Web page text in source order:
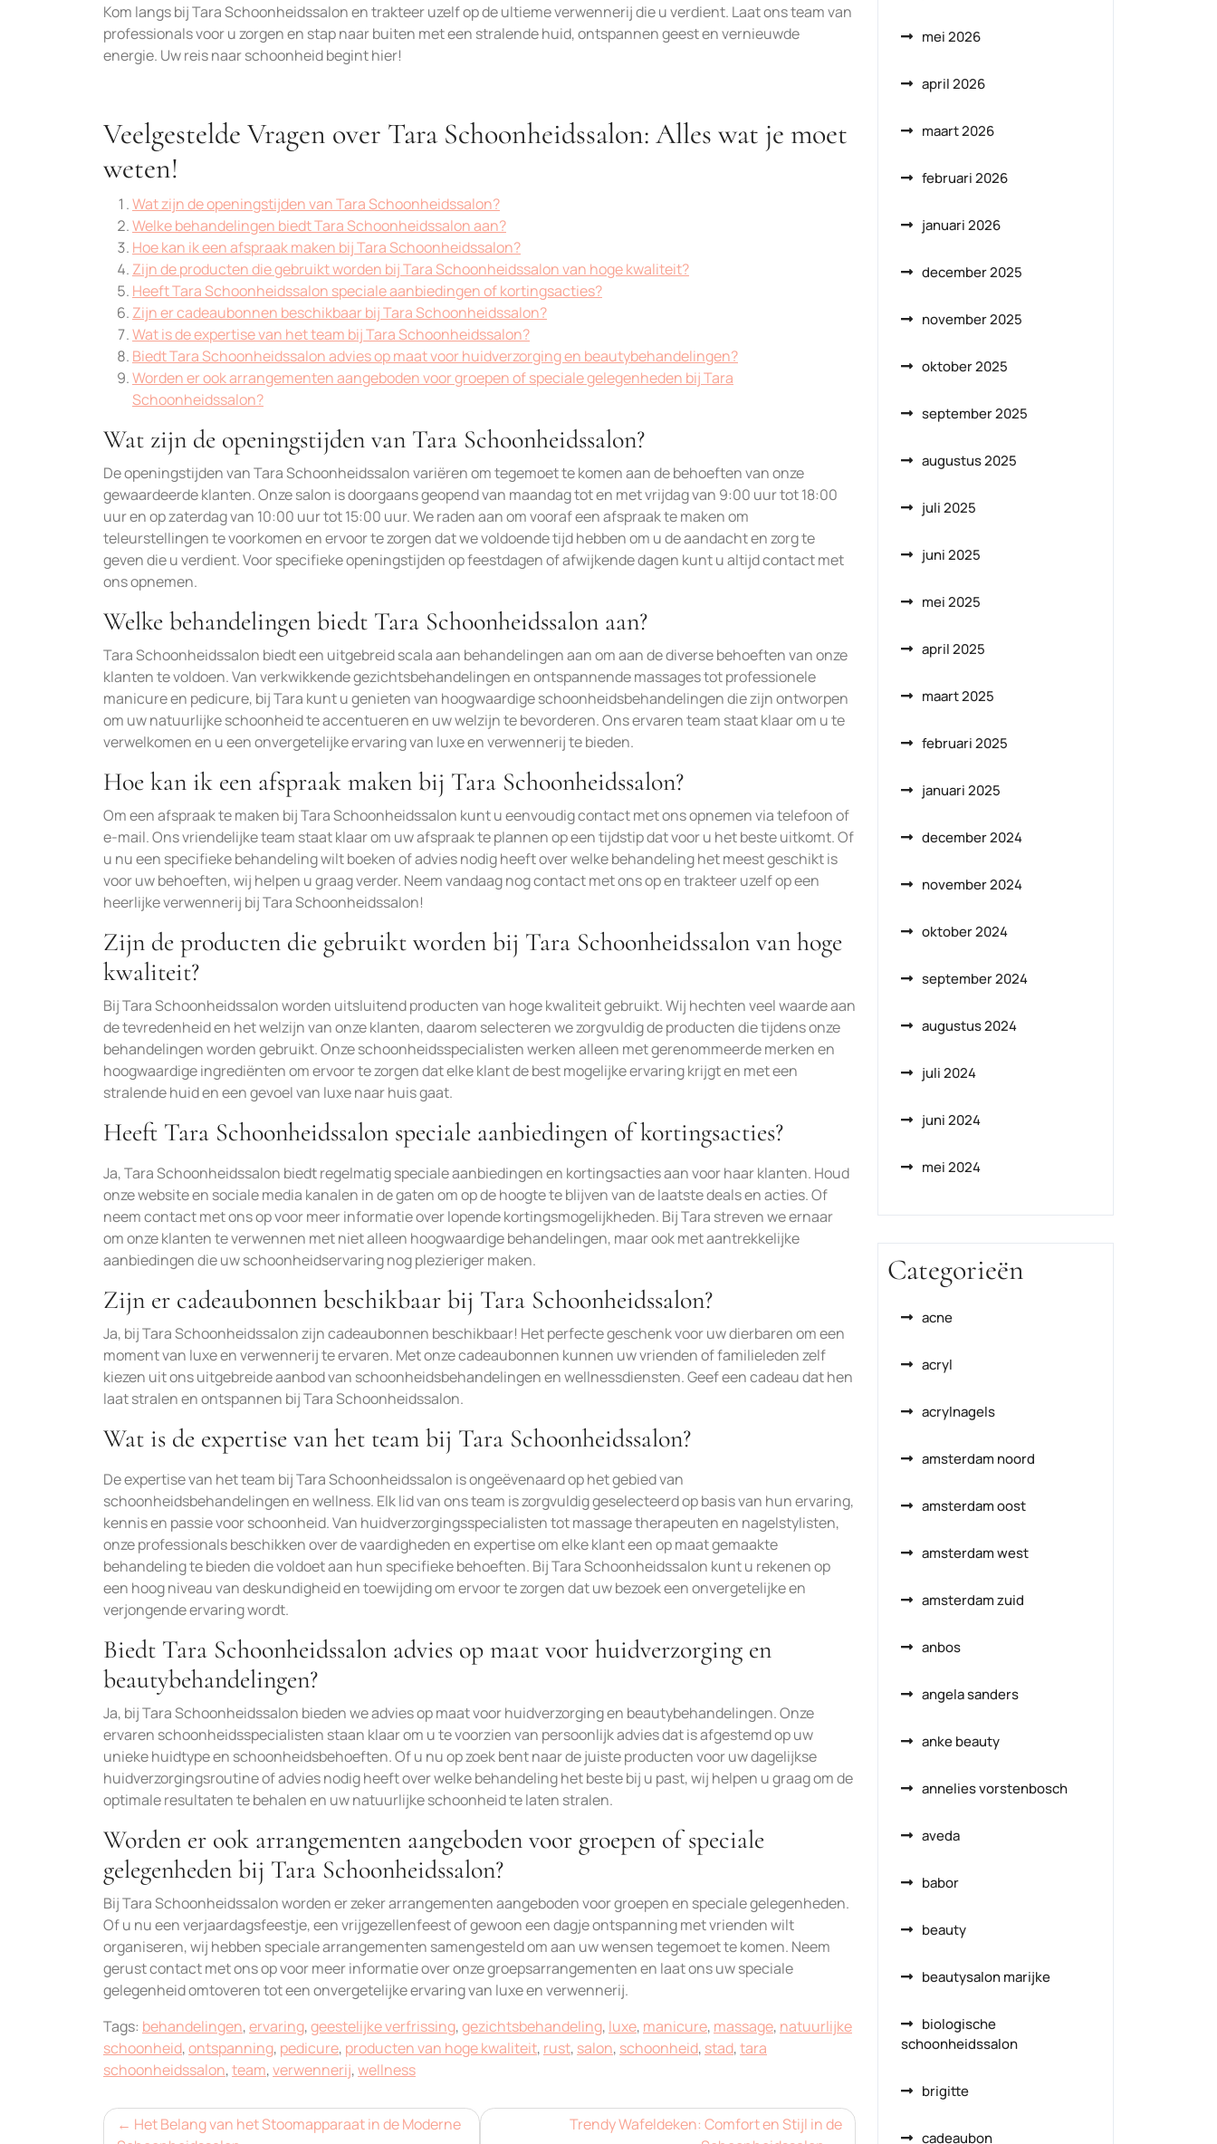
Kom langs bij Tara Schoonheidssalon en trakteer uzelf op de ultieme verwennerij die u verdient. Laat ons team van
professionals voor u zorgen en stap naar buiten met een stralende huid, ontspannen geest en vernieuwde
energie. Uw reis naar schoonheid begint hier!
Veelgestelde Vragen over Tara Schoonheidssalon: Alles wat je moet
weten!
Wat zijn de openingstijden van Tara Schoonheidssalon?
Welke behandelingen biedt Tara Schoonheidssalon aan?
Hoe kan ik een afspraak maken bij Tara Schoonheidssalon?
Zijn de producten die gebruikt worden bij Tara Schoonheidssalon van hoge kwaliteit?
Heeft Tara Schoonheidssalon speciale aanbiedingen of kortingsacties?
Zijn er cadeaubonnen beschikbaar bij Tara Schoonheidssalon?
Wat is de expertise van het team bij Tara Schoonheidssalon?
Biedt Tara Schoonheidssalon advies op maat voor huidverzorging en beautybehandelingen?
Worden er ook arrangementen aangeboden voor groepen of speciale gelegenheden bij Tara
Schoonheidssalon?
Wat zijn de openingstijden van Tara Schoonheidssalon?
De openingstijden van Tara Schoonheidssalon variëren om tegemoet te komen aan de behoeften van onze
gewaardeerde klanten. Onze salon is doorgaans geopend van maandag tot en met vrijdag van 9:00 uur tot 18:00
uur en op zaterdag van 10:00 uur tot 15:00 uur. We raden aan om vooraf een afspraak te maken om
teleurstellingen te voorkomen en ervoor te zorgen dat we voldoende tijd hebben om u de aandacht en zorg te
geven die u verdient. Voor specifieke openingstijden op feestdagen of afwijkende dagen kunt u altijd contact met
ons opnemen.
Welke behandelingen biedt Tara Schoonheidssalon aan?
Tara Schoonheidssalon biedt een uitgebreid scala aan behandelingen aan om aan de diverse behoeften van onze
klanten te voldoen. Van verkwikkende gezichtsbehandelingen en ontspannende massages tot professionele
manicure en pedicure, bij Tara kunt u genieten van hoogwaardige schoonheidsbehandelingen die zijn ontworpen
om uw natuurlijke schoonheid te accentueren en uw welzijn te bevorderen. Ons ervaren team staat klaar om u te
verwelkomen en u een onvergetelijke ervaring van luxe en verwennerij te bieden.
Hoe kan ik een afspraak maken bij Tara Schoonheidssalon?
Om een afspraak te maken bij Tara Schoonheidssalon kunt u eenvoudig contact met ons opnemen via telefoon of
e-mail. Ons vriendelijke team staat klaar om uw afspraak te plannen op een tijdstip dat voor u het beste uitkomt. Of
u nu een specifieke behandeling wilt boeken of advies nodig heeft over welke behandeling het meest geschikt is
voor uw behoeften, wij helpen u graag verder. Neem vandaag nog contact met ons op en trakteer uzelf op een
heerlijke verwennerij bij Tara Schoonheidssalon!
Zijn de producten die gebruikt worden bij Tara Schoonheidssalon van hoge
kwaliteit?
Bij Tara Schoonheidssalon worden uitsluitend producten van hoge kwaliteit gebruikt. Wij hechten veel waarde aan
de tevredenheid en het welzijn van onze klanten, daarom selecteren we zorgvuldig de producten die tijdens onze
behandelingen worden gebruikt. Onze schoonheidsspecialisten werken alleen met gerenommeerde merken en
hoogwaardige ingrediënten om ervoor te zorgen dat elke klant de best mogelijke ervaring krijgt en met een
stralende huid en een gevoel van luxe naar huis gaat.
Heeft Tara Schoonheidssalon speciale aanbiedingen of kortingsacties?
Ja, Tara Schoonheidssalon biedt regelmatig speciale aanbiedingen en kortingsacties aan voor haar klanten. Houd
onze website en sociale media kanalen in de gaten om op de hoogte te blijven van de laatste deals en acties. Of
neem contact met ons op voor meer informatie over lopende kortingsmogelijkheden. Bij Tara streven we ernaar
om onze klanten te verwennen met niet alleen hoogwaardige behandelingen, maar ook met aantrekkelijke
aanbiedingen die uw schoonheidservaring nog plezieriger maken.
Zijn er cadeaubonnen beschikbaar bij Tara Schoonheidssalon?
Ja, bij Tara Schoonheidssalon zijn cadeaubonnen beschikbaar! Het perfecte geschenk voor uw dierbaren om een
moment van luxe en verwennerij te ervaren. Met onze cadeaubonnen kunnen uw vrienden of familieleden zelf
kiezen uit ons uitgebreide aanbod van schoonheidsbehandelingen en wellnessdiensten. Geef een cadeau dat hen
laat stralen en ontspannen bij Tara Schoonheidssalon.
Wat is de expertise van het team bij Tara Schoonheidssalon?
De expertise van het team bij Tara Schoonheidssalon is ongeëvenaard op het gebied van
schoonheidsbehandelingen en wellness. Elk lid van ons team is zorgvuldig geselecteerd op basis van hun ervaring,
kennis en passie voor schoonheid. Van huidverzorgingsspecialisten tot massage therapeuten en nagelstylisten,
onze professionals beschikken over de vaardigheden en expertise om elke klant een op maat gemaakte
behandeling te bieden die voldoet aan hun specifieke behoeften. Bij Tara Schoonheidssalon kunt u rekenen op
een hoog niveau van deskundigheid en toewijding om ervoor te zorgen dat uw bezoek een onvergetelijke en
verjongende ervaring wordt.
Biedt Tara Schoonheidssalon advies op maat voor huidverzorging en
beautybehandelingen?
Ja, bij Tara Schoonheidssalon bieden we advies op maat voor huidverzorging en beautybehandelingen. Onze
ervaren schoonheidsspecialisten staan klaar om u te voorzien van persoonlijk advies dat is afgestemd op uw
unieke huidtype en schoonheidsbehoeften. Of u nu op zoek bent naar de juiste producten voor uw dagelijkse
huidverzorgingsroutine of advies nodig heeft over welke behandeling het beste bij u past, wij helpen u graag om de
optimale resultaten te behalen en uw natuurlijke schoonheid te laten stralen.
Worden er ook arrangementen aangeboden voor groepen of speciale
gelegenheden bij Tara Schoonheidssalon?
Bij Tara Schoonheidssalon worden er zeker arrangementen aangeboden voor groepen en speciale gelegenheden.
Of u nu een verjaardagsfeestje, een vrijgezellenfeest of gewoon een dagje ontspanning met vrienden wilt
organiseren, wij hebben speciale arrangementen samengesteld om aan uw wensen tegemoet te komen. Neem
gerust contact met ons op voor meer informatie over onze groepsarrangementen en laat ons uw speciale
gelegenheid omtoveren tot een onvergetelijke ervaring van luxe en verwennerij.
Tags: behandelingen,ervaring,geestelijke verfrissing,gezichtsbehandeling, luxe, manicure, massage, natuurlijke
schoonheid,ontspanning, pedicure, producten van hoge kwaliteit, rust, salon, schoonheid, stad,tara
schoonheidssalon,team,verwennerij,wellness
Bericht
Het Belang van het Stoomapparaat in de Moderne
Trendy Wafeldeken: Comfort en Stijl in de
mei 2026
april 2026
maart 2026
februari 2026
januari 2026
december 2025
november 2025
oktober 2025
september 2025
augustus 2025
juli 2025
juni 2025
mei 2025
april 2025
maart 2025
februari 2025
januari 2025
december 2024
november 2024
oktober 2024
september 2024
augustus 2024
juli 2024
juni 2024
mei 2024
Categorieën
acne
acryl
acrylnagels
amsterdam noord
amsterdam oost
amsterdam west
amsterdam zuid
anbos
angela sanders
anke beauty
annelies vorstenbosch
aveda
babor
beauty
beautysalon marijke
biologische
schoonheidssalon
brigitte
cadeaubon